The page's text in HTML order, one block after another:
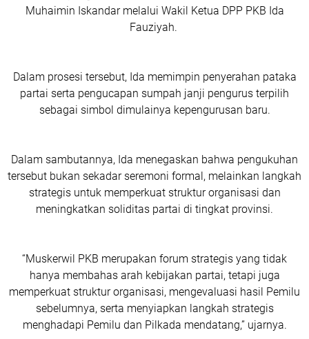
Muhaimin Iskandar melalui Wakil Ketua DPP PKB Ida
Fauziyah.
Dalam prosesi tersebut, Ida memimpin penyerahan pataka
partai serta pengucapan sumpah janji pengurus terpilih
sebagai simbol dimulainya kepengurusan baru.
Dalam sambutannya, Ida menegaskan bahwa pengukuhan
tersebut bukan sekadar seremoni formal, melainkan langkah
strategis untuk memperkuat struktur organisasi dan
meningkatkan soliditas partai di tingkat provinsi.
“Muskerwil PKB merupakan forum strategis yang tidak
hanya membahas arah kebijakan partai, tetapi juga
memperkuat struktur organisasi, mengevaluasi hasil Pemilu
sebelumnya, serta menyiapkan langkah strategis
menghadapi Pemilu dan Pilkada mendatang,” ujarnya.